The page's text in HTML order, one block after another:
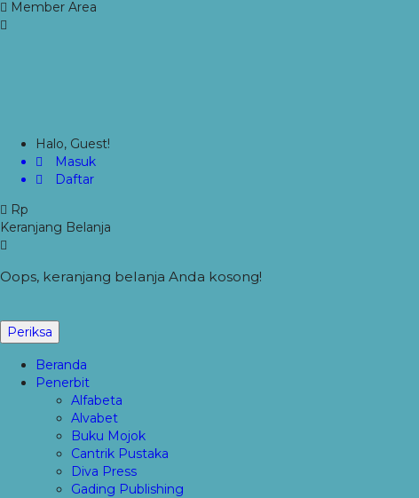
Member Area
Halo, Guest!
Masuk
Daftar
Rp
Keranjang Belanja
Oops, keranjang belanja Anda kosong!
Periksa
Beranda
Penerbit
Alfabeta
Alvabet
Buku Mojok
Cantrik Pustaka
Diva Press
Gading Publishing